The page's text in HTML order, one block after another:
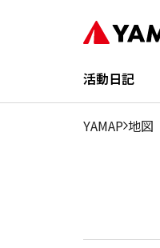
活動日記
YAMAP 地図